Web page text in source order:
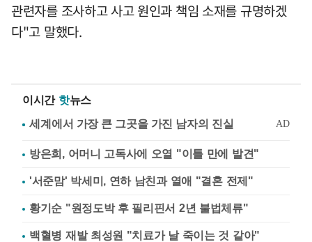
관련자를 조사하고 사고 원인과 책임 소재를 규명하겠
다"고 말했다.
이시간 핫뉴스
방은희, 어머니 고독사에 오열 "이틀 만에 발견"
'서준맘' 박세미, 연하 남친과 열애 "결혼 전제"
황기순 "원정도박 후 필리핀서 2년 불법체류"
백혈병 재발 최성원 "치료가 날 죽이는 것 같아"